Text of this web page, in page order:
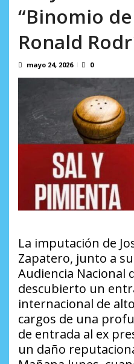
AGOSTO
Minister...
AGOSTO 6,
“Binomio
Ronald
mayo 24, 2026 0
La imputación de
Zapatero, junto a
Audiencia Nacional
descubierto un
internacional de
cargos de una
de entrada al ex
un daño